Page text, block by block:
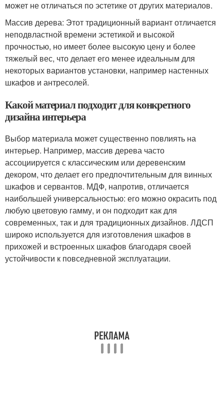
может не отличаться по эстетике от других материалов.
Массив дерева: Этот традиционный вариант отличается
неподвластной времени эстетикой и высокой
прочностью, но имеет более высокую цену и более
тяжелый вес, что делает его менее идеальным для
некоторых вариантов установки, например настенных
шкафов и антресолей.
Какой материал подходит для конкретного
дизайна интерьера
Выбор материала может существенно повлиять на
интерьер. Например, массив дерева часто
ассоциируется с классическим или деревенским
декором, что делает его предпочтительным для винных
шкафов и сервантов. МДФ, напротив, отличается
наибольшей универсальностью: его можно окрасить под
любую цветовую гамму, и он подходит как для
современных, так и для традиционных дизайнов. ЛДСП
широко используется для изготовления шкафов в
прихожей и встроенных шкафов благодаря своей
устойчивости к повседневной эксплуатации.